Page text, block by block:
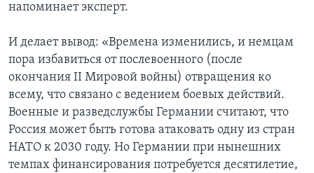
напоминает эксперт.
И делает вывод: «Времена изменились, и немцам
пора избавиться от послевоенного (после
окончания II Мировой войны) отвращения ко
всему, что связано с ведением боевых действий.
Военные и разведслужбы Германии считают, что
Россия может быть готова атаковать одну из стран
НАТО к 2030 году. Но Германии при нынешних
темпах финансирования потребуется десятилетие,